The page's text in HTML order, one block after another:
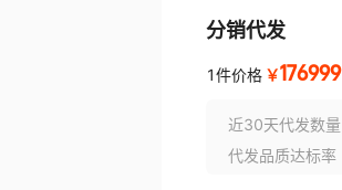
分销代发
1件价格 ￥176999
近30天代发数量
代发品质达标率